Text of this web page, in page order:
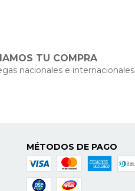
TU COMPRA
nacionales e internacionales
MÉTODOS DE PAGO